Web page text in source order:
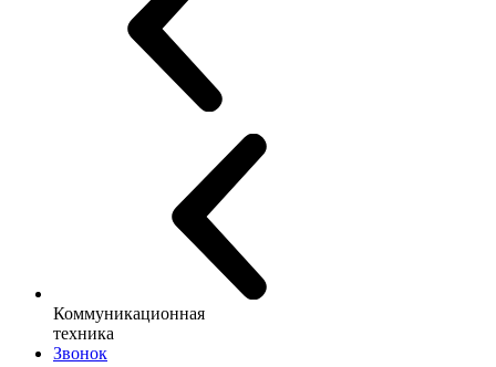
Коммуникационная
техника
Звонок